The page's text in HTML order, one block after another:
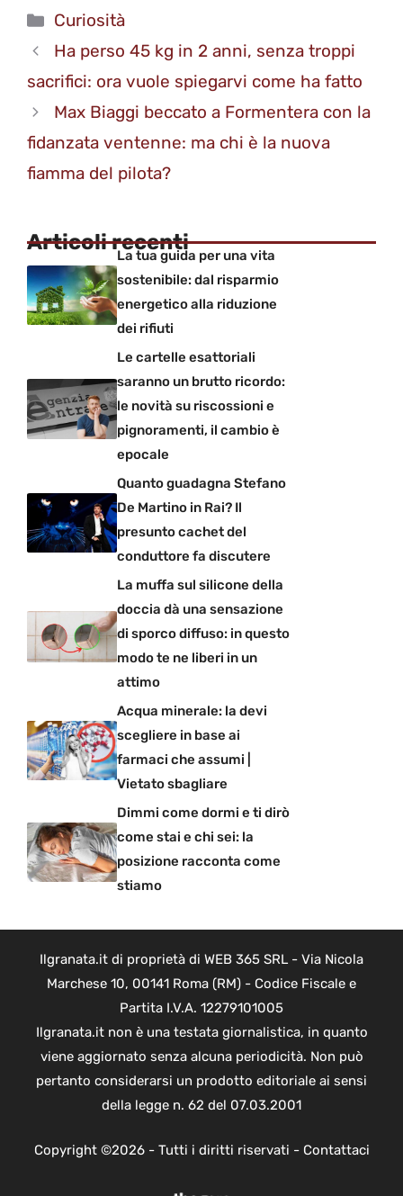
Categorie
Curiosità
Ha perso 45 kg in 2 anni, senza troppi
sacrifici: ora vuole spiegarvi come ha fatto
Max Biaggi beccato a Formentera con la
fidanzata ventenne: ma chi è la nuova
fiamma del pilota?
Articoli recenti
La tua guida per una vita
sostenibile: dal risparmio
energetico alla riduzione
dei rifiuti
Le cartelle esattoriali
saranno un brutto ricordo:
le novità su riscossioni e
pignoramenti, il cambio è
epocale
Quanto guadagna Stefano
De Martino in Rai? Il
presunto cachet del
conduttore fa discutere
La muffa sul silicone della
doccia dà una sensazione
di sporco diffuso: in questo
modo te ne liberi in un
attimo
Acqua minerale: la devi
scegliere in base ai
farmaci che assumi |
Vietato sbagliare
Dimmi come dormi e ti dirò
come stai e chi sei: la
posizione racconta come
stiamo
Ilgranata.it di proprietà di WEB 365 SRL - Via Nicola
Marchese 10, 00141 Roma (RM) - Codice Fiscale e
Partita I.V.A. 12279101005
Ilgranata.it non è una testata giornalistica, in quanto
viene aggiornato senza alcuna periodicità. Non può
pertanto considerarsi un prodotto editoriale ai sensi
della legge n. 62 del 07.03.2001
Copyright ©2026 - Tutti i diritti riservati - Contattaci